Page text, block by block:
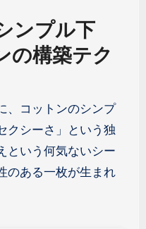
ンプル下
の構築テク
、コットンのシンプ
クシーさ」という独
という何気ないシー
のある一枚が生まれ